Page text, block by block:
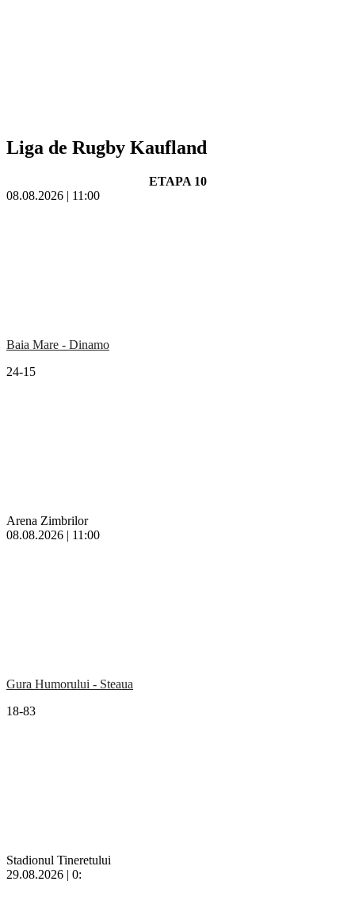
Liga de Rugby Kaufland
ETAPA 10
08.08.2026 | 11:00
Baia Mare - Dinamo
24-15
Arena Zimbrilor
08.08.2026 | 11:00
Gura Humorului - Steaua
18-83
Stadionul Tineretului
29.08.2026 | 0: